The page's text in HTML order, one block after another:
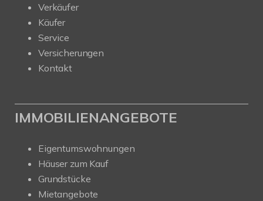
Verkäufer
Käufer
Service
Versicherungen
Kontakt
IMMOBILIENANGEBOTE
Eigentumswohnungen
Häuser zum Kauf
Grundstücke
Mietangebote